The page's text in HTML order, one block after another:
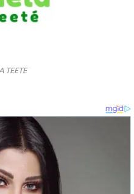
TEETE